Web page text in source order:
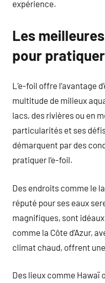
expérience.
Les
pour pratiquer
L’e-foil offre l’avantage
multitude de milieux
lacs, des rivières ou en
particularités et ses
démarquent par des
pratiquer l’e-foil.
Des endroits comme le
réputé pour ses eaux
magnifiques, sont
comme la Côte d’Azur,
climat chaud, offrent
Des lieux comme Hawaï